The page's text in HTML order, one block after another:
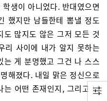
생이 아니었다. 반대였으면
했지만 남들한테 뽐낼 정도
도 많지도 않은 그저 모든 것
리 사이에 내가 알지 못하는
는 게 분명했고 그건 나 스스
해졌다. 내일 맑은 정신으로
는 어떤 존재인지, 그리고 너